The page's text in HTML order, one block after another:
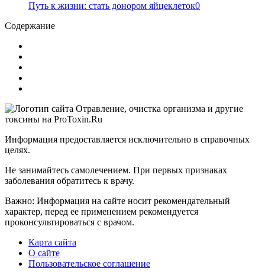
Путь к жизни: стать донором яйцеклеток0
Содержание
Информация предоставляется исключительно в справочных
целях.
Не занимайтесь самолечением. При первых признаках
заболевания обратитесь к врачу.
Важно: Информация на сайте носит рекомендательный
характер, перед ее применением рекомендуется
проконсультироваться с врачом.
Карта сайта
О сайте
Пользовательское соглашение